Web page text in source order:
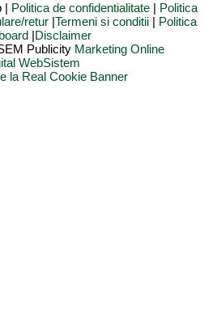
| Politica de confidentialitate | Politica
retur |Termeni si conditii | Politica
|Disclaimer
Publicity Marketing Online
WebSistem
la Real Cookie Banner